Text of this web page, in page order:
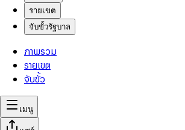
รายเขต
จับขั้วรัฐบาล
ภาพรวม
รายเขต
จับขั้ว
เมนู